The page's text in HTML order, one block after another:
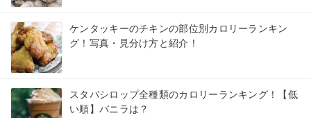
ケンタッキーのチキンの部位別カロリーランキン
グ！写真・見分け方と紹介！
スタバシロップ全種類のカロリーランキング！【低
い順】バニラは？